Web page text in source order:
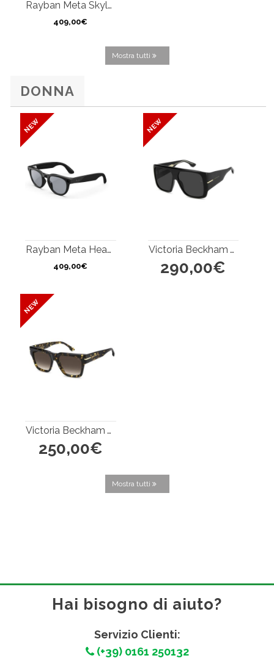
Rayban Meta Skyler
409,00€
Mostra tutti
DONNA
Rayban Meta Headliner
409,00€
Victoria Beckham VB 7007/S
290,00€
Victoria Beckham VB 7004/S
250,00€
Mostra tutti
Hai bisogno di aiuto?
Servizio Clienti:
(+39) 0161 250132